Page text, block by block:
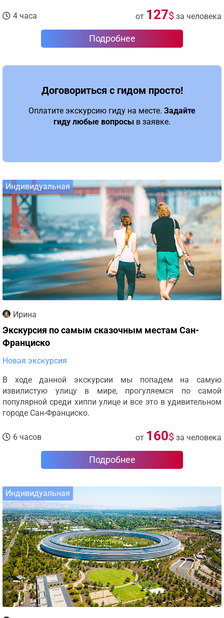
4 часа от 127$ за человека
Подробнее
Договориться с гидом просто!
Оплатите экскурсию гиду на месте. Задайте
гиду любые вопросы в заявке.
Индивидуальная
Ирина
Экскурсия по самым сказочным местам Сан-
Франциско
Новая экскурсия
В ходе данной экскурсии мы попадем на самую
извилистую улицу в мире, прогуляемся по самой
популярной среди хиппи улице и все это в удивительном
городе Сан-Франциско.
6 часов от 160$ за человека
Подробнее
Индивидуальная